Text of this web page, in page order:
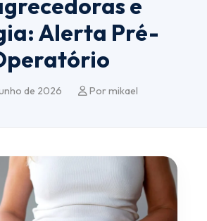
e
Alerta Pré-
de 2026 Por mikael